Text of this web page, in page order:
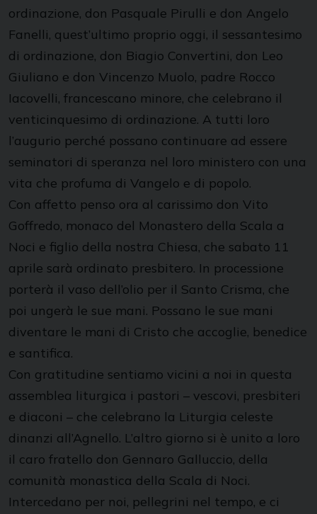
ordinazione, don Pasquale Pirulli e don Angelo
Fanelli, quest’ultimo proprio oggi, il sessantesimo
di ordinazione, don Biagio Convertini, don Leo
Giuliano e don Vincenzo Muolo, padre Rocco
Iacovelli, francescano minore, che celebrano il
venticinquesimo di ordinazione. A tutti loro
l’augurio perché possano continuare ad essere
seminatori di speranza nel loro ministero con una
vita che profuma di Vangelo e di popolo.
Con affetto penso ora al carissimo don Vito
Goffredo, monaco del Monastero della Scala a
Noci e figlio della nostra Chiesa, che sabato 11
aprile sarà ordinato presbitero. In processione
porterà il vaso dell’olio per il Santo Crisma, che
poi ungerà le sue mani. Possano le sue mani
diventare le mani di Cristo che accoglie, benedice
e santifica.
Con gratitudine sentiamo vicini a noi in questa
assemblea liturgica i pastori – vescovi, presbiteri
e diaconi – che celebrano la Liturgia celeste
dinanzi all’Agnello. L’altro giorno si è unito a loro
il caro fratello don Gennaro Galluccio, della
comunità monastica della Scala di Noci.
Intercedano per noi, pellegrini nel tempo, e ci